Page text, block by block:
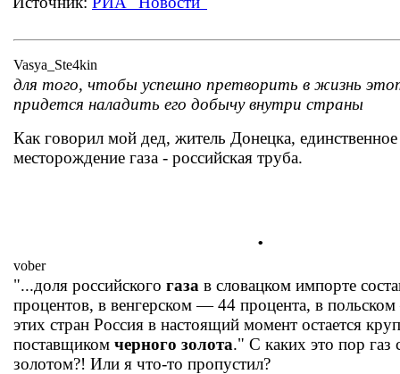
Vasya_Ste4kin
для того, чтобы успешно претворить в жизнь
придется наладить его добычу внутри страны
Как говорил мой дед, житель Донецка, единственное
месторождение газа - российская труба.
.
vober
"...доля российского газа в словацком импорте
процентов, в венгерском — 44 процента, в
этих стран Россия в настоящий момент остается
поставщиком черного золота." С каких это пор газ
золотом?! Или я что-то пропустил?